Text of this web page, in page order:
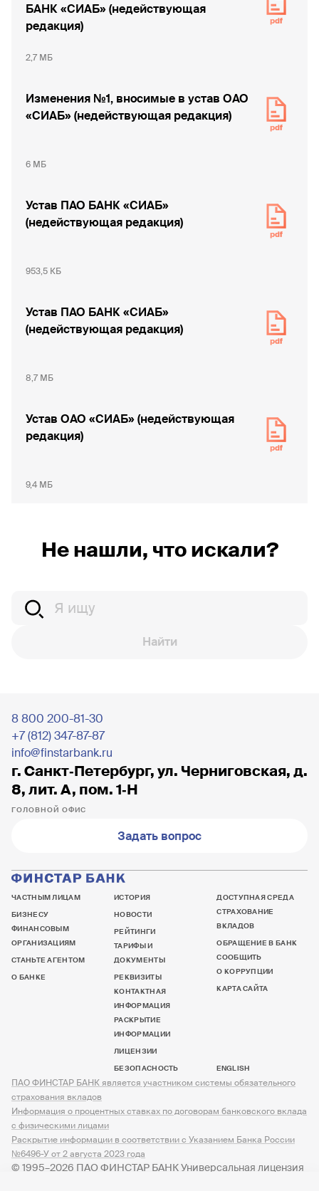
БАНК «СИАБ» (недействующая
редакция)
2,7 МБ
Изменения №1, вносимые в устав ОАО
«СИАБ» (недействующая редакция)
6 МБ
Устав ПАО БАНК «СИАБ»
(недействующая редакция)
953,5 КБ
Устав ПАО БАНК «СИАБ»
(недействующая редакция)
8,7 МБ
Устав ОАО «СИАБ» (недействующая
редакция)
9,4 МБ
Не нашли, что искали?
Найти
8 800 200-81-30
+7 (812) 347-87-87
info@finstarbank.ru
г. Санкт‐Петербург, ул. Черниговская, д.
8, лит. А, пом. 1‐Н
ГОЛОВНОЙ ОФИС
Задать вопрос
ЧАСТНЫМ ЛИЦАМ
БИЗНЕСУ
ФИНАНСОВЫМ
ОРГАНИЗАЦИЯМ
СТАНЬТЕ АГЕНТОМ
О БАНКЕ
ИСТОРИЯ
НОВОСТИ
РЕЙТИНГИ
ТАРИФЫ И
ДОКУМЕНТЫ
РЕКВИЗИТЫ
КОНТАКТНАЯ
ИНФОРМАЦИЯ
РАСКРЫТИЕ
ИНФОРМАЦИИ
ЛИЦЕНЗИИ
БЕЗОПАСНОСТЬ
ДОСТУПНАЯ СРЕДА
СТРАХОВАНИЕ
ВКЛАДОВ
ОБРАЩЕНИЕ В БАНК
СООБЩИТЬ
О КОРРУПЦИИ
КАРТА САЙТА
ENGLISH
© 1995–2026 ПАО ФИНСТАР БАНК Универсальная лицензия
ПАО ФИНСТАР БАНК является участником системы обязательного
страхования вкладов
Информация о процентных ставках по договорам банковского вклада
с физическими лицами
Раскрытие информации в соответствии с Указанием Банка России
№6496-У от 2 августа 2023 года